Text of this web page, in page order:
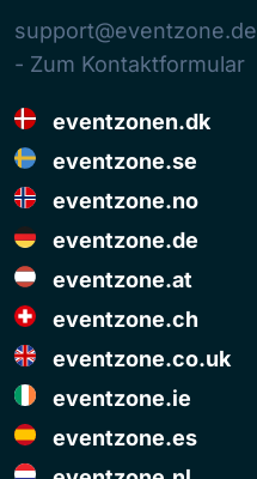
support@eventzone.de
- Zum Kontaktformular
eventzonen.dk
eventzone.se
eventzone.no
eventzone.de
eventzone.at
eventzone.ch
eventzone.co.uk
eventzone.ie
eventzone.es